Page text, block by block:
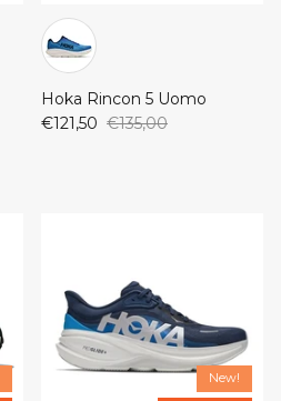
Hoka Rincon 5 Uomo
€121,50 €135,00
New!